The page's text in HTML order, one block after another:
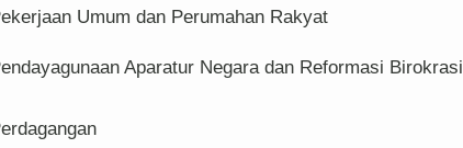
Umum dan Perumahan Rakyat
Aparatur Negara dan Reformasi Birokrasi